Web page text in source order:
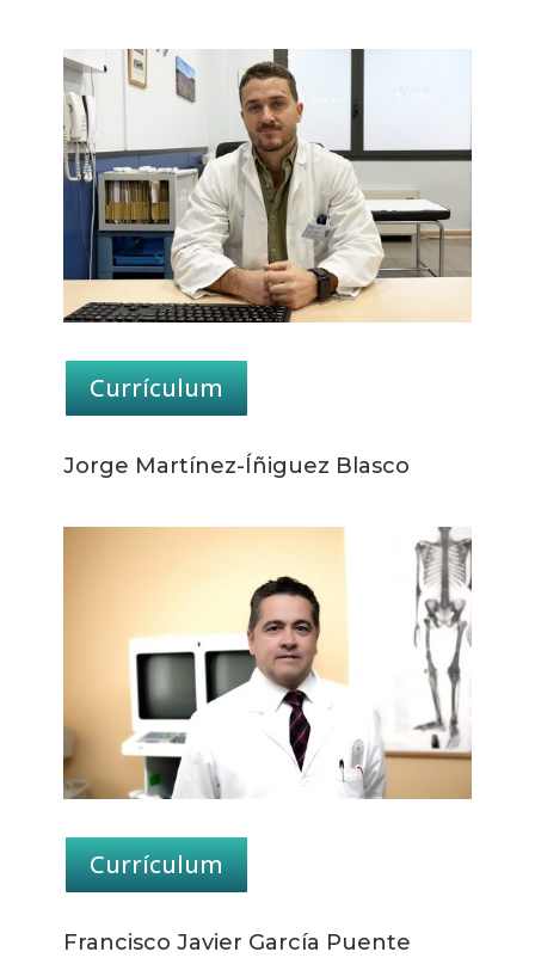
Currículum
Jorge Martínez-Íñiguez Blasco
Currículum
Francisco Javier García Puente